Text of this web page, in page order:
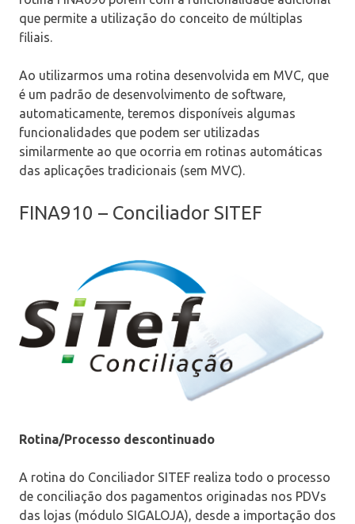
que permite a utilização do conceito de múltiplas
filiais.
Ao utilizarmos uma rotina desenvolvida em MVC, que
é um padrão de desenvolvimento de software,
automaticamente, teremos disponíveis algumas
funcionalidades que podem ser utilizadas
similarmente ao que ocorria em rotinas automáticas
das aplicações tradicionais (sem MVC).
FINA910 – Conciliador SITEF
Rotina/Processo descontinuado
A rotina do Conciliador SITEF realiza todo o processo
de conciliação dos pagamentos originadas nos PDVs
das lojas (módulo SIGALOJA), desde a importação dos